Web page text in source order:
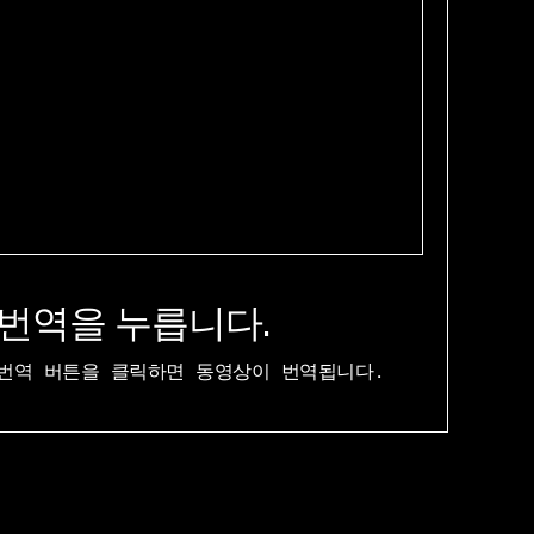
역을 누릅니다.
역 버튼을 클릭하면 동영상이 번역됩니다.